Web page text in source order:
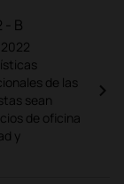
- B
de las
sean
de oficina
y